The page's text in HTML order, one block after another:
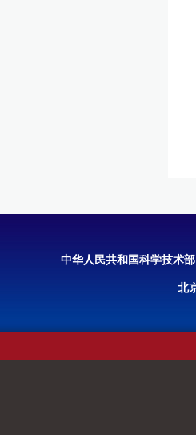
中华人民共和国科学技术部
北